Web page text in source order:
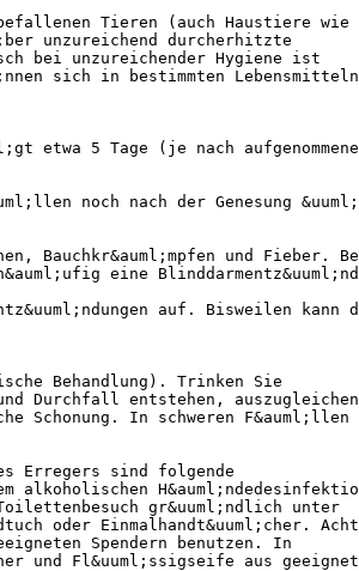
Tieren (auch Haustiere wie
unzureichend durcherhitzte
bei unzureichender Hygiene ist
sich in bestimmten
etwa 5 Tage (je nach
noch nach der Genesung
Bauchkr&auml;mpfen und Fieber.
eine
auf. Bisweilen kann
Behandlung). Trinken Sie
Durchfall entstehen,
Schonung. In schweren F&auml;llen
Erregers sind folgende
alkoholischen
Toilettenbesuch gr&uuml;ndlich unter
oder Einmalhandt&uuml;cher.
Spendern benutzen. In
und Fl&uuml;ssigseife aus